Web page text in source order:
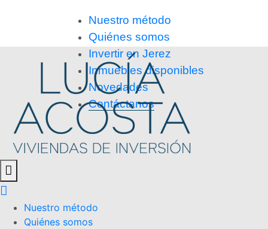
Nuestro método
Quiénes somos
Invertir en Jerez
Inmuebles disponibles
Novedades
Contáctanos
Nuestro método
Quiénes somos